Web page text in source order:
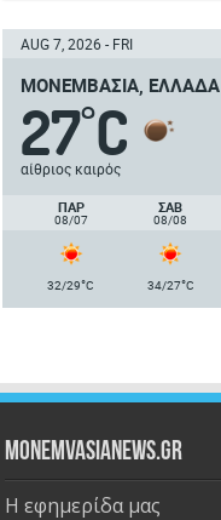
AUG 7, 2026 - FRI
ΜΟΝΕΜΒΑΣΙΆ, ΕΛΛΆΔΑ
27°C
αίθριος καιρός
ΠΑΡ
08/07
ΣΑΒ
08/08
32/29°C 34/27°C
Monemvasianews.gr
Η εφημερίδα μας